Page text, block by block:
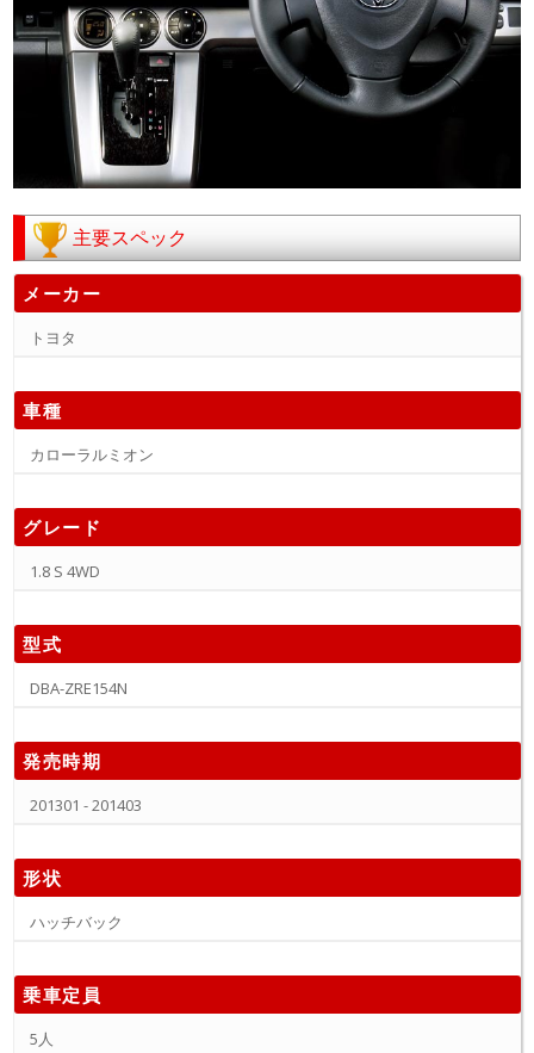
主要スペック
メーカー
トヨタ
車種
カローラルミオン
グレード
1.8 S 4WD
型式
DBA-ZRE154N
発売時期
201301 - 201403
形状
ハッチバック
乗車定員
5人